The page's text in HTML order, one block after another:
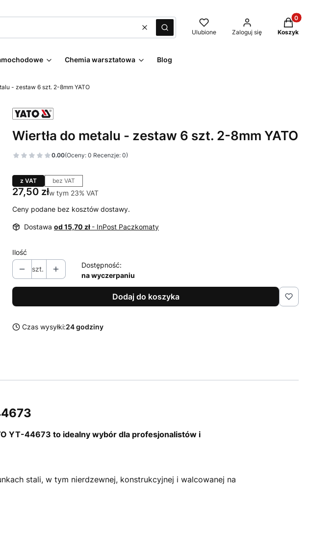
WyczyśćSzukaj Ulubione Zaloguj się
Produkty w
Koszyk
Chemia warsztatowa Blog
- zestaw 6 szt. 2-8mm YATO
Wiertła do metalu - zestaw 6 szt. 2-8mm YATO
0.00(Oceny: 0 Recenzje: 0)
z VAT bez VAT
Cena
27,50 złw tym 23% VAT
w tym 23% VAT
Ceny podane bez kosztów dostawy.
Dostawa od 15,70 zł - InPost Paczkomaty
Ilość
szt.
Dostępność:
na wyczerpaniu
Dodaj do koszyka
Czas wysyłki:24 godziny
YT-44673 to idealny wybór dla profesjonalistów i
stali, w tym nierdzewnej, konstrukcyjnej i walcowanej na